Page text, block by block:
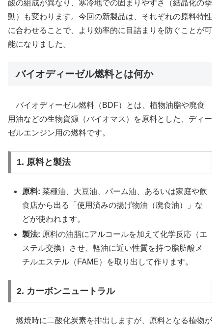
酸の組成が異なり、寒冷地での固まりやすさ（結晶化の挙
動）も変わります。今回の新製品は、それぞれの原料特性
に合わせることで、より効率的に目詰まりを防ぐことが可
能になりました。
バイオディーゼル燃料とは何か
バイオディーゼル燃料（BDF）とは、植物油脂や廃食
用油などの生物資源（バイオマス）を原料とした、ディー
ゼルエンジン用の燃料です。
1. 原料と製法
原料: 菜種油、大豆油、パーム油、あるいは家庭や飲
食店から出る「使用済みの揚げ物油（廃食油）」な
どが使われます。
製法: 原料の油脂にアルコールを加えて化学反応（エ
ステル交換）させ、軽油に近い性質を持つ脂肪酸メ
チルエステル（FAME）を取り出して作ります。
2. カーボンニュートラル
燃焼時に二酸化炭素を排出しますが、原料となる植物が